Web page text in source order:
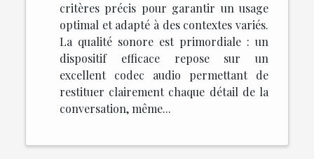
critères précis pour garantir un usage
optimal et adapté à des contextes variés.
La qualité sonore est primordiale : un
dispositif efficace repose sur un
excellent codec audio permettant de
restituer clairement chaque détail de la
conversation, même...